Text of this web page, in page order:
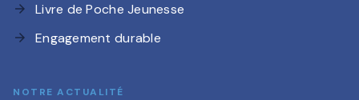
arrow_forward Livre de Poche Jeunesse
arrow_forward Engagement durable
NOTRE ACTUALITÉ